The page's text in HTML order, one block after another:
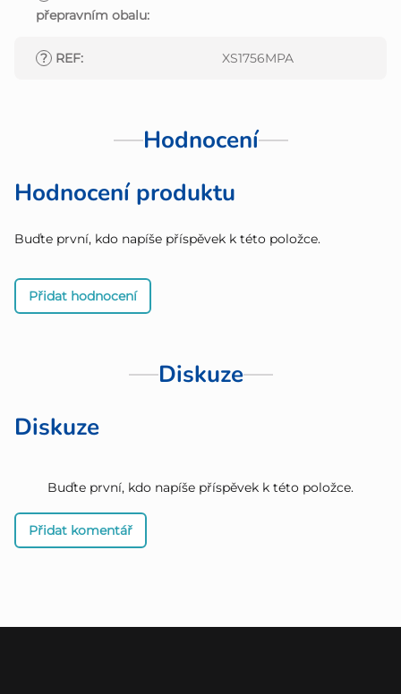
přepravním obalu:
? REF: XS1756MPA
Hodnocení
Hodnocení produktu
Buďte první, kdo napíše příspěvek k této položce.
Přidat hodnocení
Diskuze
Diskuze
Buďte první, kdo napíše příspěvek k této položce.
Přidat komentář